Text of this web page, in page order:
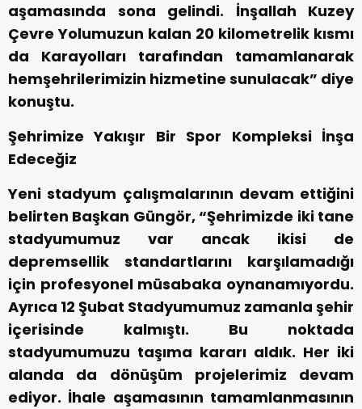
aşamasında sona gelindi. İnşallah Kuzey
Çevre Yolumuzun kalan 20 kilometrelik kısmı
da Karayolları tarafından tamamlanarak
hemşehrilerimizin hizmetine sunulacak” diye
konuştu.
Şehrimize Yakışır Bir Spor Kompleksi İnşa
Edeceğiz
Yeni stadyum çalışmalarının devam ettiğini
belirten Başkan Güngör, “Şehrimizde iki tane
stadyumumuz var ancak ikisi de
depremsellik standartlarını karşılamadığı
için profesyonel müsabaka oynanamıyordu.
Ayrıca 12 Şubat Stadyumumuz zamanla şehir
içerisinde kalmıştı. Bu noktada
stadyumumuzu taşıma kararı aldık. Her iki
alanda da dönüşüm projelerimiz devam
ediyor. İhale aşamasının tamamlanmasının